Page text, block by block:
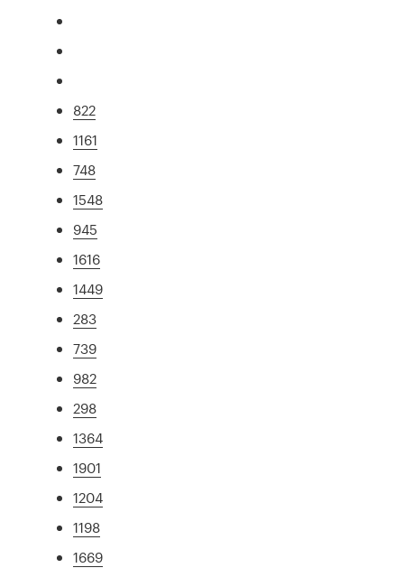
822
1161
748
1548
945
1616
1449
283
739
982
298
1364
1901
1204
1198
1669